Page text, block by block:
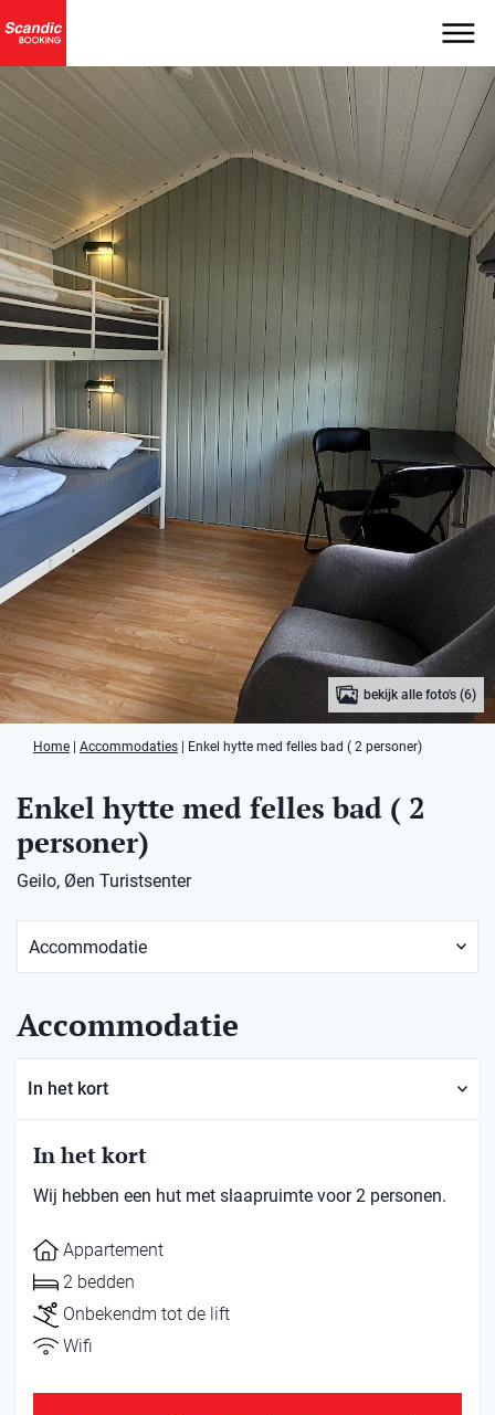
bekijk alle foto's (6)
Home Accommodaties Enkel hytte med felles bad ( 2 personer)
Enkel hytte med felles bad ( 2
personer)
Geilo, Øen Turistsenter
Accommodatie
In het kort
In het kort
Wij hebben een hut met slaapruimte voor 2 personen.
Appartement
2 bedden
Onbekendm tot de lift
Wifi